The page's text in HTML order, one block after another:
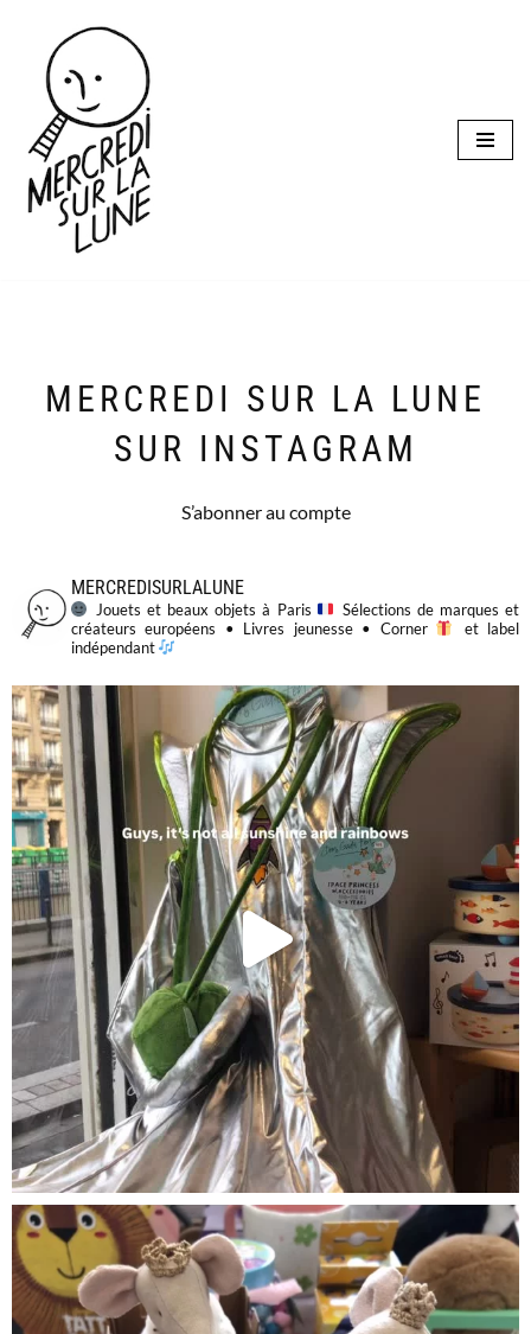
Aller
contenu
MERCREDI SUR LA LUNE
SUR INSTAGRAM
S’abonner au compte
MERCREDISURLALUNE
Jouets et beaux objets à Paris
Sélections de marques et
créateurs européens • Livres jeunesse • Corner
et label
indépendant